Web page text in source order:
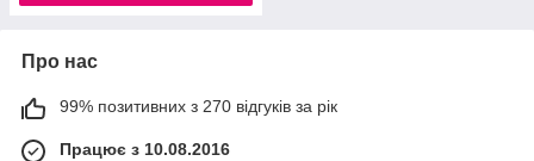
Про нас
99% позитивних з 270 відгуків за рік
Працює з 10.08.2016